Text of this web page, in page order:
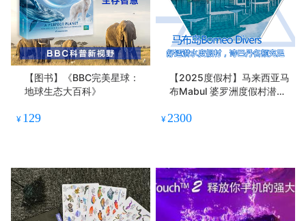
【图书】《BBC完美星球：
地球生态大百科》
¥ 129
【2025度假村】马来西亚马
布Mabul 婆罗洲度假村潜水
l Resort
¥2300